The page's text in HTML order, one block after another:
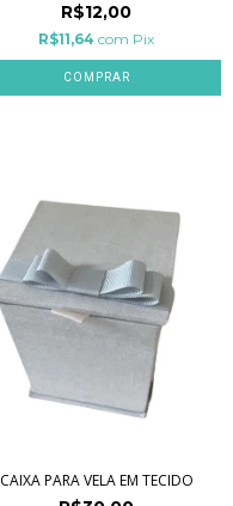
R$12,00
R$11,64 com Pix
CAIXA PARA VELA EM TECIDO